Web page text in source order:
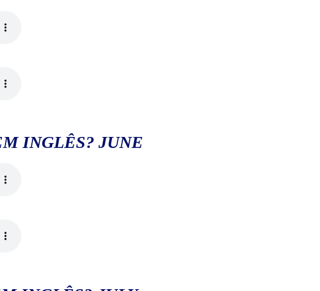
INGLÊS? JUNE